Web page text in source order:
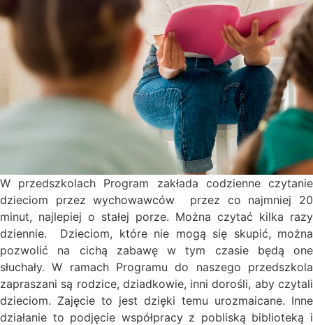
W przedszkolach Program zakłada codzienne czytanie
dzieciom przez wychowawców przez co najmniej 20
minut, najlepiej o stałej porze. Można czytać kilka razy
dziennie. Dzieciom, które nie mogą się skupić, można
pozwolić na cichą zabawę w tym czasie będą one
słuchały. W ramach Programu do naszego przedszkola
zapraszani są rodzice, dziadkowie, inni dorośli, aby czytali
dzieciom. Zajęcie to jest dzięki temu urozmaicane. Inne
działanie to podjęcie współpracy z pobliską biblioteką i